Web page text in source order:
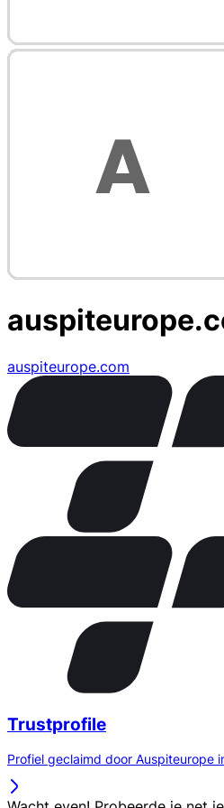
auspiteurope.com
Trustprofile
Profiel geclaimd door Auspiteurope